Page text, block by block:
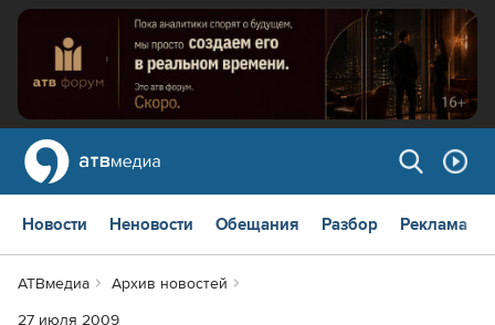
Новости Неновости Обещания Разбор Реклама
АТВмедиа
Архив новостей
27 июля 2009